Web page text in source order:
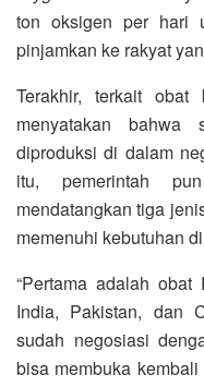
ton oksigen per hari
pinjamkan ke rakyat
Terakhir, terkait obat
menyatakan bahwa
diproduksi di dalam
itu, pemerintah
mendatangkan tiga
memenuhi kebutuhan
“Pertama adalah
India, Pakistan, dan
sudah negosiasi
bisa membuka